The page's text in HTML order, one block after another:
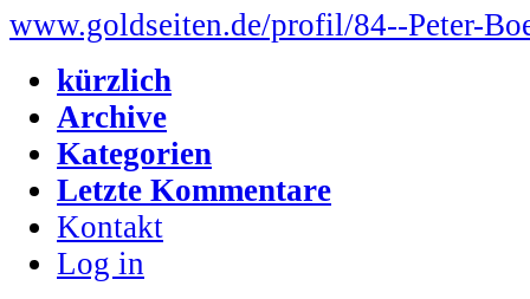
www.goldseiten.de/profil/84--Peter-
kürzlich
Archive
Kategorien
Letzte Kommentare
Kontakt
Log in